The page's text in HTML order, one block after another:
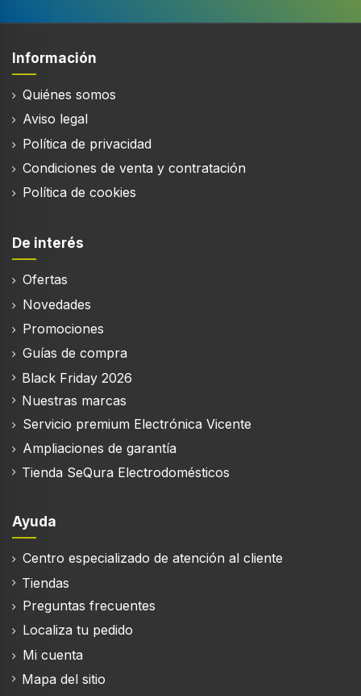
Información
Quiénes somos
Aviso legal
Política de privacidad
Condiciones de venta y contratación
Política de cookies
De interés
Ofertas
Novedades
Promociones
Guías de compra
Black Friday 2026
Nuestras marcas
Servicio premium Electrónica Vicente
Ampliaciones de garantía
Tienda SeQura Electrodomésticos
Ayuda
Centro especializado de atención al cliente
Tiendas
Preguntas frecuentes
Localiza tu pedido
Mi cuenta
Mapa del sitio